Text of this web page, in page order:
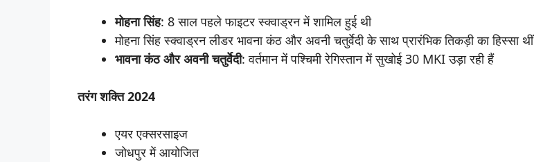
मोहनासिंह: 8 साल पहले फाइटर स्क्वाड्रन में शामिल हुई थी
मोहना सिंह स्क्वाड्रन लीडर भावना कंठ और अवनी चतुर्वेदी के साथ प्रारंभिक तिकड़ी का हिस्सा थीं
भावनाकंठऔरअवनीचतुर्वेदी: वर्तमान में पश्चिमी रेगिस्तान में सुखोई 30 MKI उड़ा रही हैं
तरंगशक्ति 2024
एयर एक्सरसाइज
जोधपुर में आयोजित